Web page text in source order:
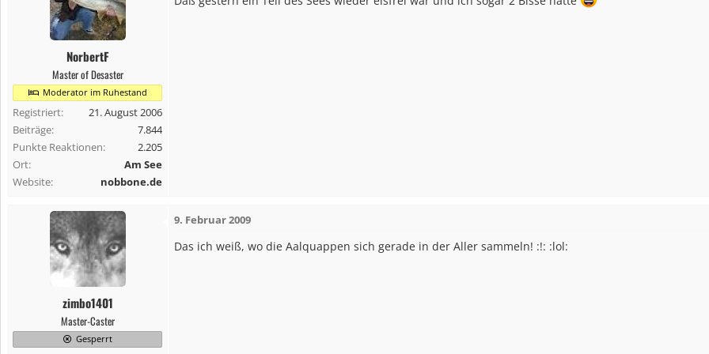
NorbertF
Master of Desaster
Moderator im Ruhestand
Registriert
21. August 2006
Beiträge
7.844
Punkte Reaktionen
2.205
Ort
Am See
Website
nobbone.de
zimbo1401
Master-Caster
Gesperrt
9. Februar 2009
Das ich weiß, wo die Aalquappen sich gerade in der Aller sammeln! :!: :lol: